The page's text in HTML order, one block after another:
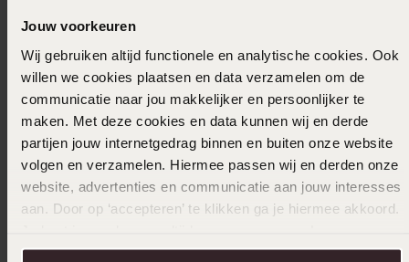
Jouw voorkeuren
Wij gebruiken altijd functionele en analytische cookies. Ook
willen we cookies plaatsen en data verzamelen om de
communicatie naar jou makkelijker en persoonlijker te
maken. Met deze cookies en data kunnen wij en derde
partijen jouw internetgedrag binnen en buiten onze website
volgen en verzamelen. Hiermee passen wij en derden onze
website, advertenties en communicatie aan jouw interesses
aan. Door op ‘accepteren’ te klikken ga je hiermee akkoord.
over in onscookiebeleid.
Super und endlich etwas, das ich tragen
Übersetzt | Original ansehen
18-03-2025 - Laura v.
Habe dieses Herz mit Diamant an meinem
Bettelarmband und ist schön und sieht gut